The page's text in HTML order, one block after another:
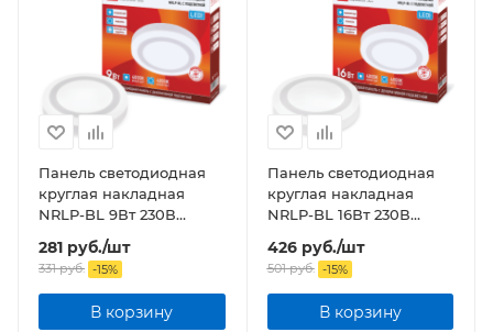
Панель светодиодная
круглая накладная
NRLP-BL 9Вт 230В
4000К 540Лм 145мм с
подсветкой белая IP20
281 руб./шт
331руб. -15%
В корзину
Панель светодиодная
круглая накладная
NRLP-BL 16Вт 230В
4000К 960Лм 195мм с
подсветкой белая IP20
426руб./шт
501руб. -15%
В корзину